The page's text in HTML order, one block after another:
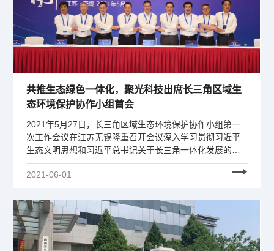
共推生态绿色一体化，聚光科技出席长三角区域生
态环境保护协作小组首会
2021年5月27日，长三角区域生态环境保护协作小组第一
次工作会议在江苏无锡隆重召开会议深入学习贯彻习近平
生态文明思想和习近平总书记关于长三角一体化发展的重
要讲话指示精神，聚焦长三角区域经济高质量发展、生态
环境高水平保护，研究部署区域生态环境阶段协作重点。
省委书记娄勤俭致辞。
2021-06-01